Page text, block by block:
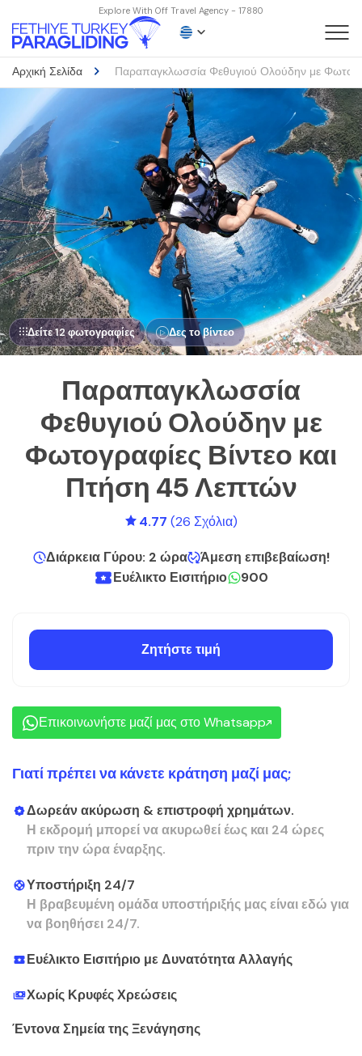
Explore With Off Travel Agency - 17880
Αρχική Σελίδα Παραπαγκλωσσία Φεθυγιού Ολούδην με
Δείτε 12 φωτογραφίες Δες το βίντεο
Παραπαγκλωσσία
Φεθυγιού Ολούδην με
Φωτογραφίες Βίντεο και
Πτήση 45 Λεπτών
4.77 (26 Σχόλια)
Διάρκεια Γύρου: 2 ώρα
Άμεση επιβεβαίωση!
Ευέλικτο Εισιτήριο
900
Ζητήστε τιμή
Επικοινωνήστε μαζί μας στο Whatsapp
Γιατί πρέπει να κάνετε κράτηση μαζί μας;
Δωρεάν ακύρωση & επιστροφή χρημάτων.
Η εκδρομή μπορεί να ακυρωθεί έως και 24 ώρες
πριν την ώρα έναρξης.
Υποστήριξη 24/7
Η βραβευμένη ομάδα υποστήριξής μας είναι εδώ για
να βοηθήσει 24/7.
Ευέλικτο Εισιτήριο με Δυνατότητα Αλλαγής
Χωρίς Κρυφές Χρεώσεις
Έντονα Σημεία της Ξενάγησης